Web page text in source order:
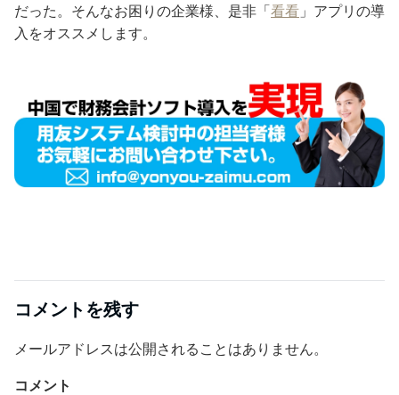
だった。そんなお困りの企業様、是非「看看 」アプリの導
入をオススメします。
コメントを残す
メールアドレスは公開されることはありません。
コメント